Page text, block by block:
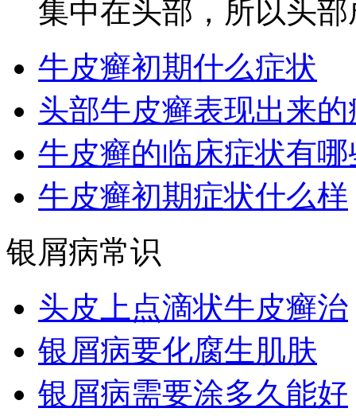
集中在头部，所以头部
牛皮癣初期什么症状
头部牛皮癣表现出来的
牛皮癣的临床症状有哪
牛皮癣初期症状什么样
银屑病常识
头皮上点滴状牛皮癣治
银屑病要化腐生肌肤
银屑病需要涂多久能好